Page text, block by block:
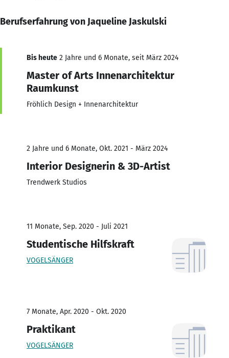
Berufserfahrung von Jaqueline Jaskulski
Bis heute 2 Jahre und 6 Monate, seit März 2024
Master of Arts Innenarchitektur
Raumkunst
Fröhlich Design + Innenarchitektur
2 Jahre und 6 Monate, Okt. 2021 - März 2024
Interior Designerin & 3D-Artist
Trendwerk Studios
11 Monate, Sep. 2020 - Juli 2021
Studentische Hilfskraft
VOGELSÄNGER
7 Monate, Apr. 2020 - Okt. 2020
Praktikant
VOGELSÄNGER